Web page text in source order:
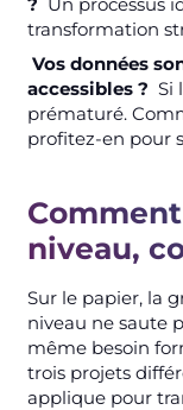
transformation
Vos données
accessibles ? Si
prématuré.
profitez-en pour
niveau,
Sur le papier, la
niveau ne saute
même besoin
trois projets
applique pour